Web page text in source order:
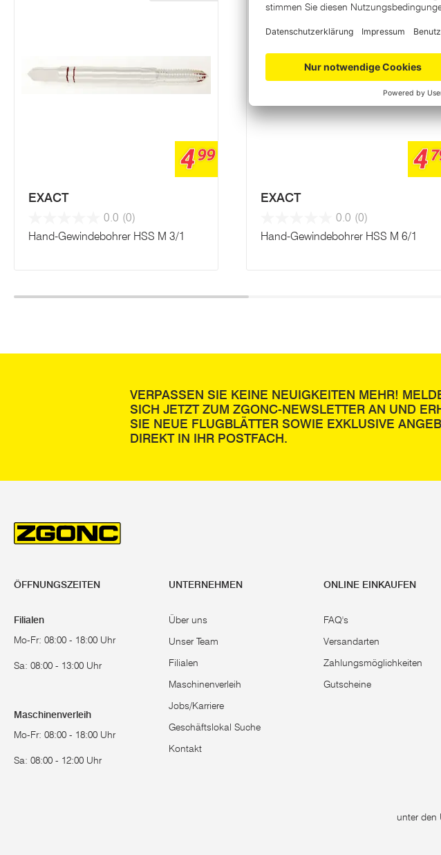
499
EXACT
0.0 (0)
Hand-Gewindebohrer HSS M 3/1
4
EXACT
0.0 (0)
Hand-Gewindebohrer HSS M 6/1
VERPASSEN SIE KEINE NEUIGKEITEN MEHR!
SICH JETZT ZUM ZGONC-NEWSLETTER AN UND
SIE NEUE FLUGBLÄTTER SOWIE EXKLUSIVE
DIREKT IN IHR POSTFACH.
ÖFFNUNGSZEITEN
Filialen
Mo-Fr: 08:00 - 18:00 Uhr
Sa: 08:00 - 13:00 Uhr
Maschinenverleih
Mo-Fr: 08:00 - 18:00 Uhr
Sa: 08:00 - 12:00 Uhr
UNTERNEHMEN
Über uns
Unser Team
Filialen
Maschinenverleih
Jobs/Karriere
Geschäftslokal Suche
Kontakt
ONLINE EINKAUFEN
FAQ's
Versandarten
Zahlungsmöglichkeiten
Gutscheine
unter den